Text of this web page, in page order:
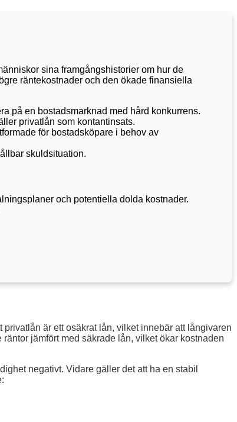
sina framgångshistorier om hur de
räntekostnader och den ökade finansiella
på en bostadsmarknad med hård konkurrens.
privatlån som kontantinsats.
för bostadsköpare i behov av
skuldsituation.
och potentiella dolda kostnader.
är ett osäkrat lån, vilket innebär att långivaren
jämfört med säkrade lån, vilket ökar kostnaden
negativt. Vidare gäller det att ha en stabil